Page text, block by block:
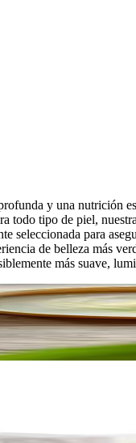
y una nutrición
todo tipo de piel,
seleccionada para
de belleza más
más suave,